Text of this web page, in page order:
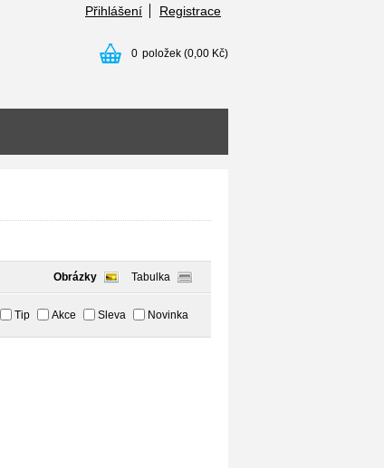
Přihlášení Registrace
0 položek (0,00 Kč)
Obrázky Tabulka
Tip Akce Sleva Novinka